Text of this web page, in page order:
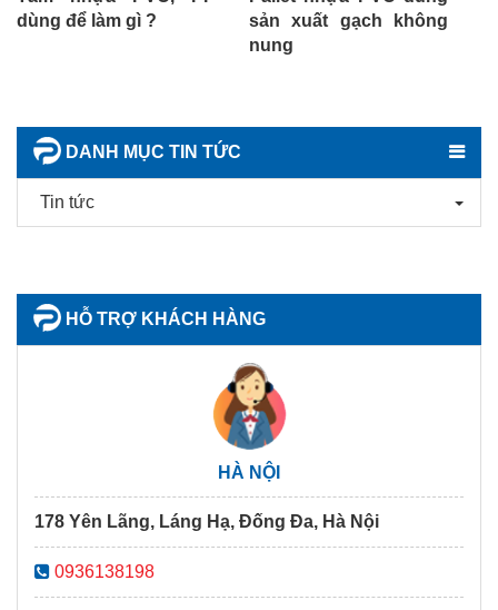
DANH MỤC TIN TỨC
Tin tức
HỖ TRỢ KHÁCH HÀNG
HÀ NỘI
178 Yên Lãng, Láng Hạ, Đống Đa, Hà Nội
0936138198
dùng để làm gì ?
sản xuất gạch không
nung